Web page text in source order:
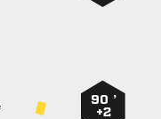
90 ’
+2